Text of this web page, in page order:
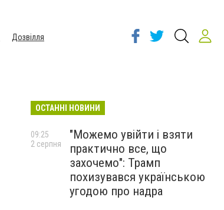
Дозвілля
ОСТАННІ НОВИНИ
"Можемо увійти і взяти
практично все, що
захочемо": Трамп
похизувався українською
угодою про надра
09:25
2 серпня